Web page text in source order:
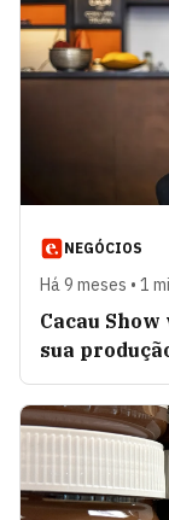
NEGÓCIOS
Há 9 meses • 1
Cacau
sua